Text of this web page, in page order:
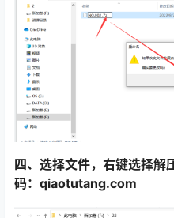
四、选择文件，右键选择解
码：qiaotutang.com